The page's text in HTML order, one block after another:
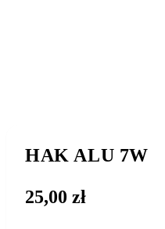
HAK ALU 7W
25,00 zł